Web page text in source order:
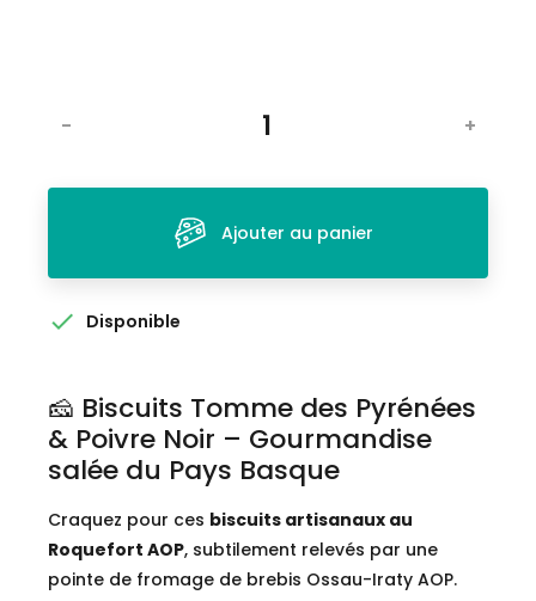
- +
Ajouter au panier
 Disponible
🧀 Biscuits Tomme des Pyrénées
& Poivre Noir – Gourmandise
salée du Pays Basque
Craquez pour ces biscuits artisanaux au
Roquefort AOP, subtilement relevés par une
pointe de fromage de brebis Ossau-Iraty AOP.